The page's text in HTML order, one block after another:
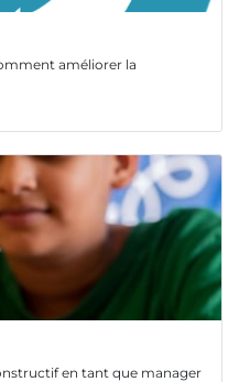
améliorer la
en tant que manager